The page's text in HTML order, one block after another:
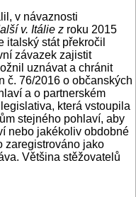
v návaznosti
v. Itálie z roku 2015
italský stát překročil
závazek zajistit
uznávat a chránit
č. 76/2016 o občanských
a o partnerském
která vstoupila
stejného pohlaví, aby
nebo jakékoliv obdobné
zaregistrováno jako
Většina stěžovatelů